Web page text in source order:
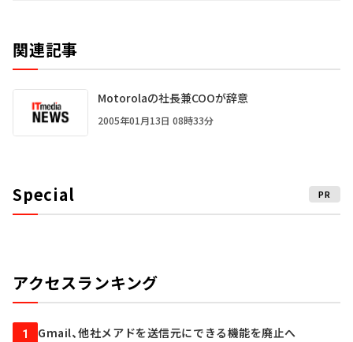
関連記事
Motorolaの社長兼COOが辞意
2005年01月13日 08時33分
Special PR
アクセスランキング
1 Gmail、他社メアドを送信元にできる機能を廃止へ